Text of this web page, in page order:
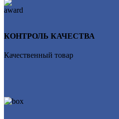
КОНТРОЛЬ КАЧЕСТВА
Качественный товар